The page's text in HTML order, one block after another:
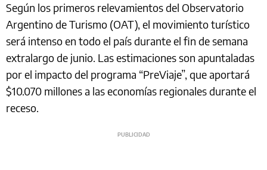
Según los primeros relevamientos del Observatorio
Argentino de Turismo (OAT), el movimiento turístico
será intenso en todo el país durante el fin de semana
extralargo de junio. Las estimaciones son apuntaladas
por el impacto del programa “PreViaje”, que aportará
$10.070 millones a las economías regionales durante el
receso.